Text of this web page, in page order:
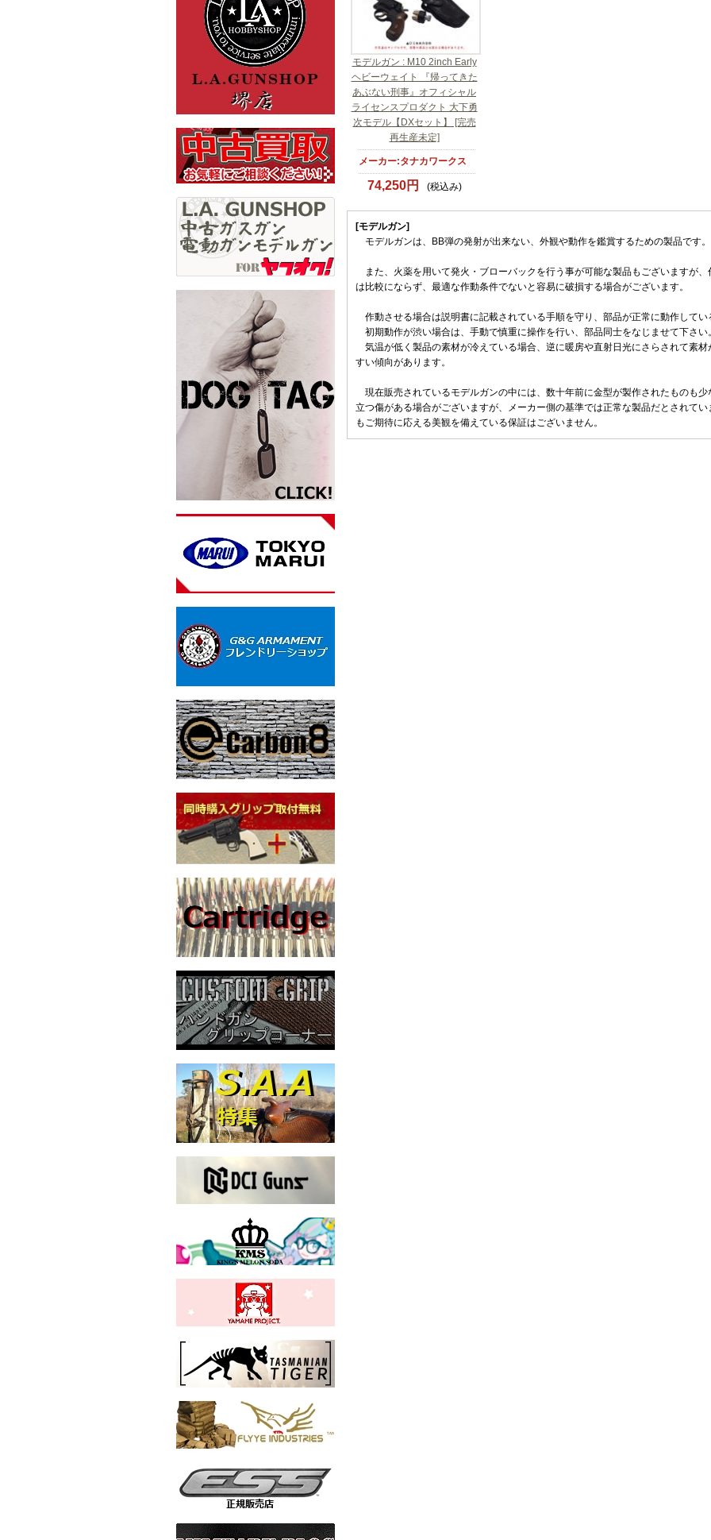
モデルガン : M10 2inch Early
ヘビーウェイト 『帰ってきた
あぶない刑事』オフィシャル
ライセンスプロダクト 大下勇
次モデル【DXセット】 [完売
再生産未定]
メーカー:タナカワークス
74,250円 (税込み)
[モデルガン]
モデルガンは、BB弾の発射が出来ない、外観や動作を鑑賞するための製品です。
また、火薬を用いて発火・ブローバックを行う事が可能な製品もございますが
は比較にならず、最適な作動条件でないと容易に破損する場合がございます。
作動させる場合は説明書に記載されている手順を守り、部品が正常に動作して
初期動作が渋い場合は、手動で慎重に操作を行い、部品同士をなじませて下さい
気温が低く製品の素材が冷えている場合、逆に暖房や直射日光にさらされて素
すい傾向があります。
現在販売されているモデルガンの中には、数十年前に金型が製作されたものも
立つ傷がある場合がございますが、メーカー側の基準では正常な製品だとされて
もご期待に応える美観を備えている保証はございません。